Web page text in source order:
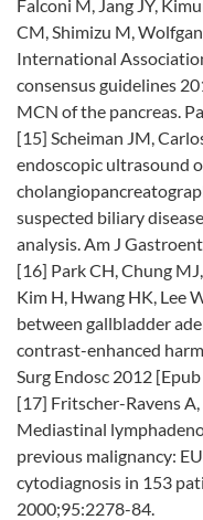
Falconi M, Jang JY,
CM, Shimizu M,
International
consensus guidelines
MCN of the pancreas.
[15] Scheiman JM,
endoscopic ultrasound
suspected biliary
analysis. Am J
[16] Park CH, Chung MJ,
Kim H, Hwang HK, Lee
between gallbladder
contrast-enhanced
Surg Endosc 2012
[17] Fritscher-Ravens
Mediastinal
previous malignancy:
cytodiagnosis in 153
2000;95:2278-84.